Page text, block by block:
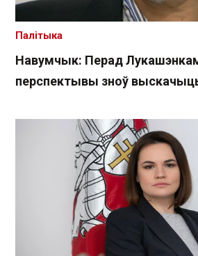
Навумчык: Перад
перспектывы зноў
Палітыка